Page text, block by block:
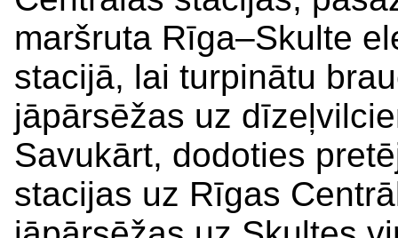
maršruta Rīga–Skulte
stacijā, lai turpinātu
jāpārsēžas uz
Savukārt, dodoties
stacijas uz Rīgas